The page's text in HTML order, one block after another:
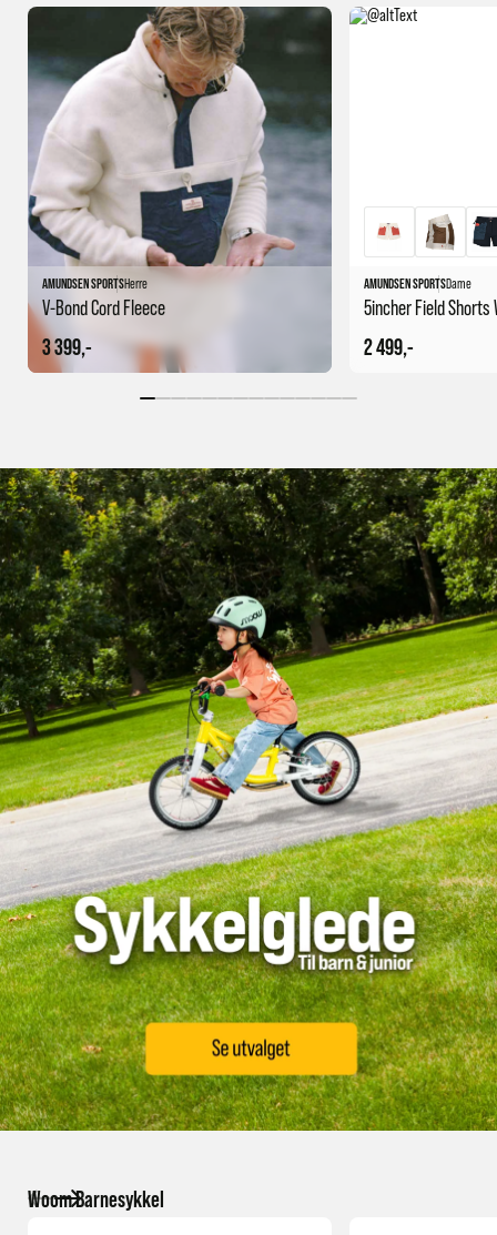
AMUNDSEN SPORTSHerre
V-Bond Cord Fleece
3 399,-
AMUNDSEN SPORTSDame
5incher Field Shorts
2 499,-
Woom Barnesykkel